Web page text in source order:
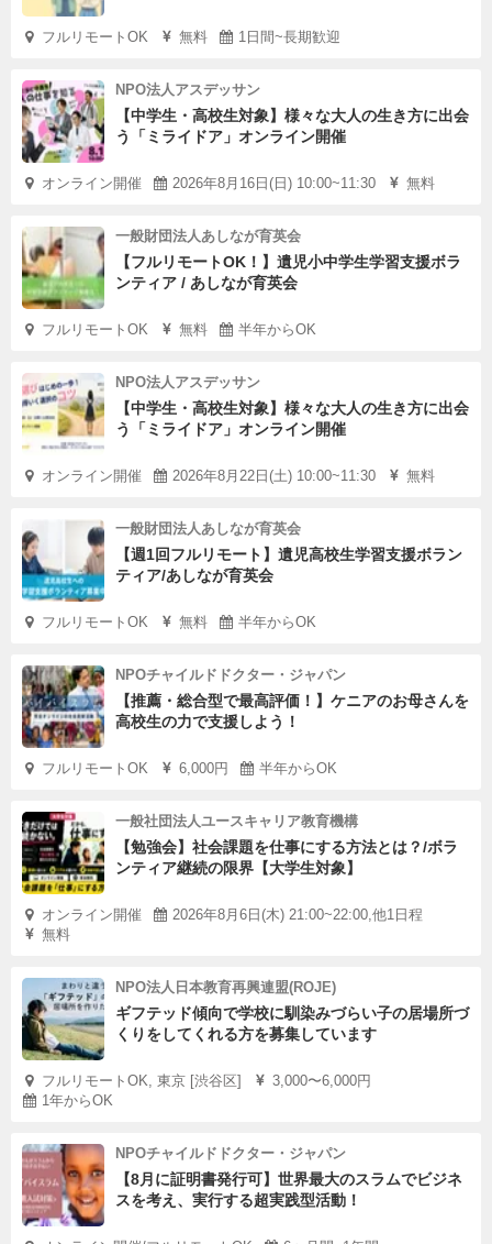
の専門家が在籍し、パティシエをバックアップします。
その間に、チームメンバーとともにブランドを確立し、地
元での人脈を構築しながら
独立準備を進めることが可能です。
3年後、あなたはどんなパティスリーを持ちたいですか？
日本一の果物の谷を、
日本一のフルーツタルトの村にしようとしているチームメ
ンバーが
※参照：総務省公式HP（リンク不可の為、【地域おこし
協力隊】で検索）
≪ここまで設備が整った空き店舗≫
その他にも、調理スペースには蒸し器、IHコンロス、業務
用電子レンジ、
カフェ店舗スペースには、腰高冷蔵庫、ショーケース、ム
ージーブレンダーもあります。
ここまで揃えても、活用できなかったこのスペースには、
やはりこれだけの機材を使いこなす、そして必要とするプ
ロの腕が不可欠です。
フルリモートOK 無料 1日間~長期歓迎
NPO法人アスデッサン
【中学生・高校生対象】様々な大人の生き方に出会
う「ミライドア」オンライン開催
オンライン開催 2026年8月16日(日) 10:00~11:30 無料
一般財団法人あしなが育英会
【フルリモートOK！】遺児小中学生学習支援ボラ
ンティア / あしなが育英会
フルリモートOK 無料 半年からOK
NPO法人アスデッサン
【中学生・高校生対象】様々な大人の生き方に出会
う「ミライドア」オンライン開催
オンライン開催 2026年8月22日(土) 10:00~11:30 無料
一般財団法人あしなが育英会
【週1回フルリモート】遺児高校生学習支援ボラン
ティア/あしなが育英会
フルリモートOK 無料 半年からOK
NPOチャイルドドクター・ジャパン
【推薦・総合型で最高評価！】ケニアのお母さんを
高校生の力で支援しよう！
フルリモートOK 6,000円 半年からOK
一般社団法人ユースキャリア教育機構
【勉強会】社会課題を仕事にする方法とは？/ボラ
ンティア継続の限界【大学生対象】
オンライン開催
2026年8月6日(木) 21:00~22:00,他1日程
無料
NPO法人日本教育再興連盟(ROJE)
ギフテッド傾向で学校に馴染みづらい子の居場所づ
くりをしてくれる方を募集しています
フルリモートOK, 東京 [渋谷区]
3,000〜6,000円
1年からOK
NPOチャイルドドクター・ジャパン
【8月に証明書発行可】世界最大のスラムでビジネ
スを考え、実行する超実践型活動！